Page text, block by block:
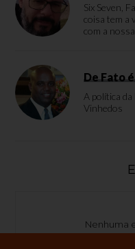
Six Seven,
coisa tem a
com a
De Fato
A política
Vinhedos
Nenhuma